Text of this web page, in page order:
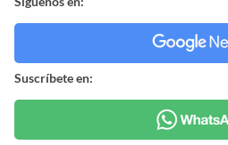
Suscríbete en: